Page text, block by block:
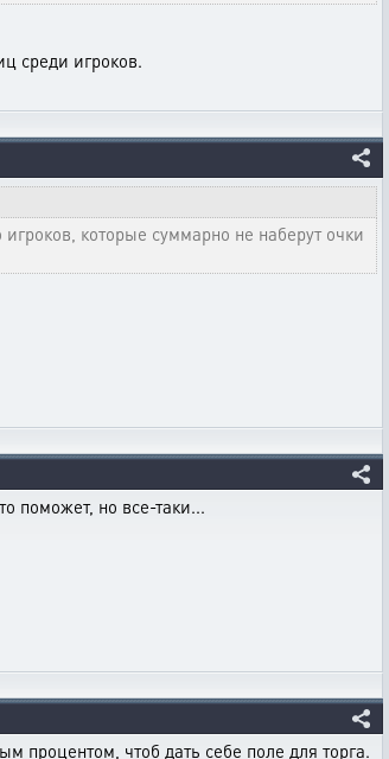
среди игроков.
которые суммарно не наберут очки
поможет, но все-таки...
чтоб дать себе поле для торга.